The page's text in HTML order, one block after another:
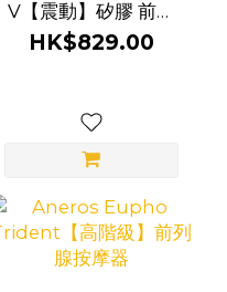
V【震動】矽膠 前列
腺按摩器
HK$829.00